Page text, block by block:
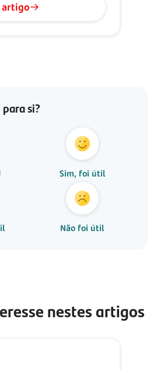
artigo
si?
Sim, foi útil
Não foi útil
nestes artigos